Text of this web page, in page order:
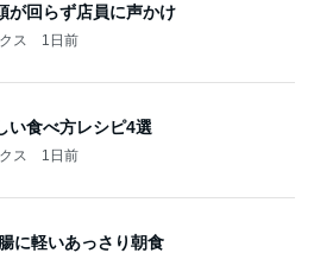
が回らず店員に声かけ
ス 1日前
い食べ方レシピ4選
ス 1日前
に軽いあっさり朝食